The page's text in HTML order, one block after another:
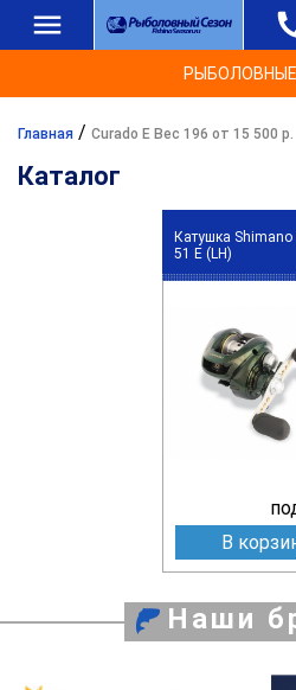
Главная / Curado E Вес 196 от 15 500 р.
Каталог
Катушка Shimano
51 E (LH)
В
Наши